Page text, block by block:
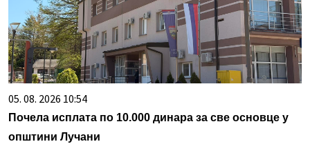
05. 08. 2026 10:54
Почела исплата по 10.000 динара за све основце у
општини Лучани